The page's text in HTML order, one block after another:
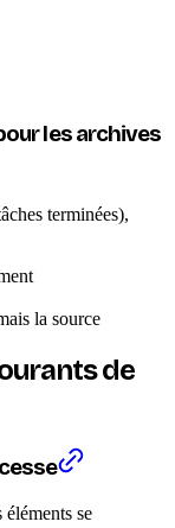
les archives
terminées),
la source
de
éléments se